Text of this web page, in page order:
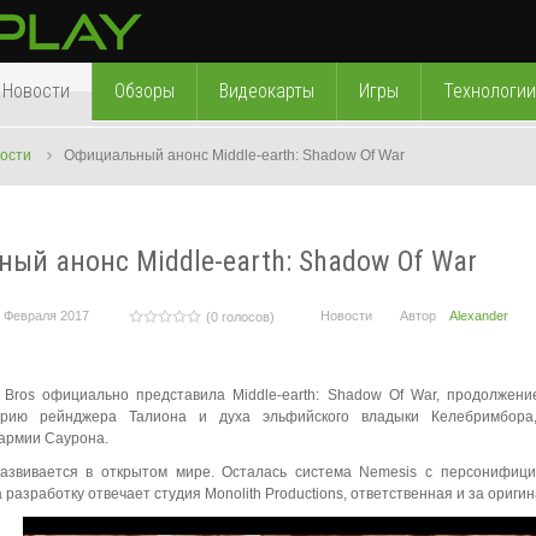
Новости Обзоры Видеокарты Игры Технологии
Официальный анонс Middle-earth: Shadow Of War
анонс Middle-earth: Shadow Of War
Февраля 2017 (0 голосов) Новости Автор Alexander
официально представила Middle-earth: Shadow Of War,
рейнджера Талиона и духа эльфийского владыки
Саурона.
в открытом мире. Осталась система Nemesis с
отвечает студия Monolith Productions, ответственная и за